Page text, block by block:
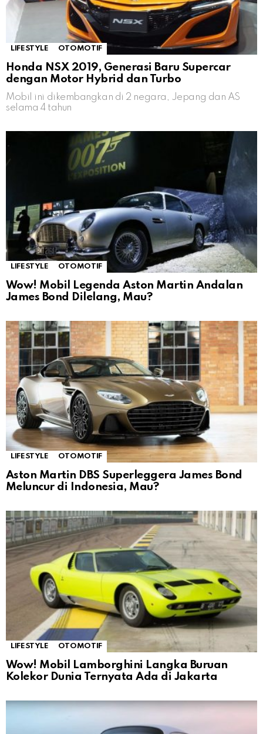
LIFESTYLE OTOMOTIF
Honda NSX 2019, Generasi Baru Supercar
dengan Motor Hybrid dan Turbo
Mobil ini dikembangkan di 2 negara, Jepang dan AS
selama 4 tahun
LIFESTYLE OTOMOTIF
Wow! Mobil Legenda Aston Martin Andalan
James Bond Dilelang, Mau?
LIFESTYLE OTOMOTIF
Aston Martin DBS Superleggera James Bond
Meluncur di Indonesia, Mau?
LIFESTYLE OTOMOTIF
Wow! Mobil Lamborghini Langka Buruan
Kolekor Dunia Ternyata Ada di Jakarta